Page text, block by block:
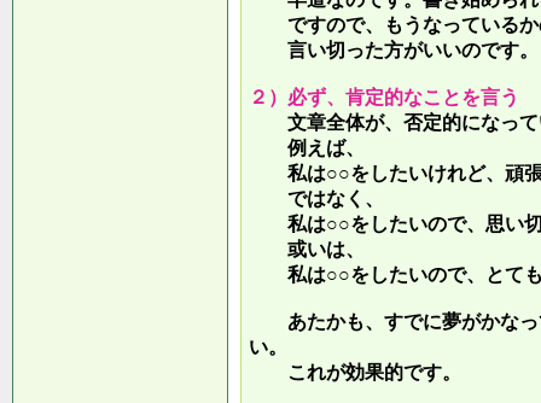
ですので、もうなっているか
言い切った方がいいのです。
２）必ず、肯定的なことを言う
文章全体が、否定的になっ
例えば、
私は○○をしたいけれど、頑張
ではなく、
私は○○をしたいので、思い切
或いは、
私は○○をしたいので、とても
あたかも、すでに夢がかなっ
い。
これが効果的です。